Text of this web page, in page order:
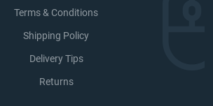
Terms & Conditions
Shipping Policy
Delivery Tips
Returns